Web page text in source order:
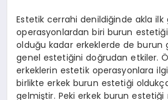
Estetik cerrahi denildiğinde akla ilk
operasyonlardan biri burun
olduğu kadar erkeklerde de burun
genel estetiğini doğrudan etkiler.
erkeklerin estetik operasyonlara
birlikte erkek burun estetiği
gelmiştir. Peki erkek burun estetiği